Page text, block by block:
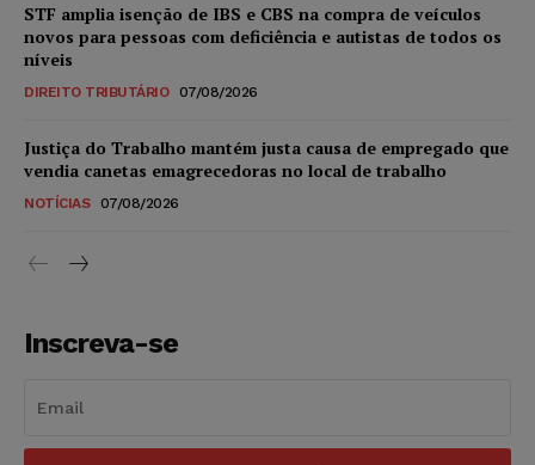
STF amplia isenção de IBS e CBS na compra de veículos
novos para pessoas com deficiência e autistas de todos os
níveis
DIREITO TRIBUTÁRIO 07/08/2026
Justiça do Trabalho mantém justa causa de empregado que
vendia canetas emagrecedoras no local de trabalho
NOTÍCIAS 07/08/2026
Inscreva-se